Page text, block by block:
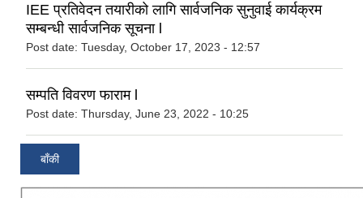
IEE प्रतिवेदन तयारीको लागि सार्वजनिक सुनुवाई कार्यक्रम
सम्बन्धी सार्वजनिक सूचना l
Post date: Tuesday, October 17, 2023 - 12:57
सम्पति विवरण फाराम l
Post date: Thursday, June 23, 2022 - 10:25
बाँकी